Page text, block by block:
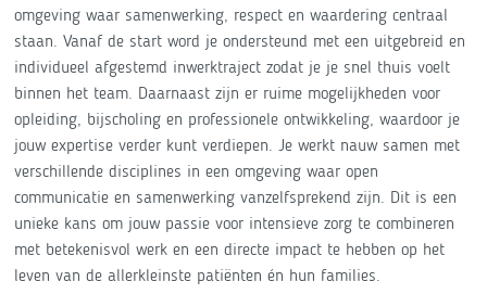
omgeving waar samenwerking, respect en waardering centraal
staan. Vanaf de start word je ondersteund met een uitgebreid en
individueel afgestemd inwerktraject zodat je je snel thuis voelt
binnen het team. Daarnaast zijn er ruime mogelijkheden voor
opleiding, bijscholing en professionele ontwikkeling, waardoor je
jouw expertise verder kunt verdiepen. Je werkt nauw samen met
verschillende disciplines in een omgeving waar open
communicatie en samenwerking vanzelfsprekend zijn. Dit is een
unieke kans om jouw passie voor intensieve zorg te combineren
met betekenisvol werk en een directe impact te hebben op het
leven van de allerkleinste patiënten én hun families.